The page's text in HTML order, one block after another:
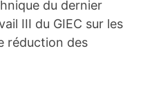
du dernier
III du GIEC sur les
réduction des